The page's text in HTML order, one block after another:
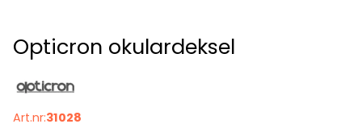
Opticron okulardeksel
Art.nr:31028